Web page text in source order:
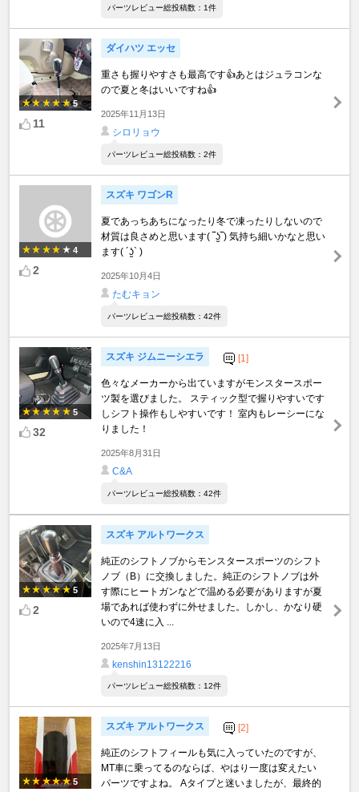
パーツレビュー総投稿数：1件
5
11
ダイハツ エッセ
重さも握りやすさも最高です👍あとはジュラコンな
ので夏と冬はいいですね👍
2025年11月13日
シロリョウ
パーツレビュー総投稿数：2件
4
2
スズキ ワゴンR
夏であっちあちになったり冬で凍ったりしないので
材質は良さめと思います( ‾ʖ̫‾) 気持ち細いかなと思い
ます( ´ʖ̫` )
2025年10月4日
たむキョン
パーツレビュー総投稿数：42件
5
32
スズキ ジムニーシエラ [1]
色々なメーカーから出ていますがモンスタースポー
ツ製を選びました。 スティック型で握りやすいです
しシフト操作もしやすいです！ 室内もレーシーにな
りました！
2025年8月31日
C&A
パーツレビュー総投稿数：42件
5
2
スズキ アルトワークス
純正のシフトノブからモンスタースポーツのシフト
ノブ（B）に交換しました。純正のシフトノブは外
す際にヒートガンなどで温める必要がありますが夏
場であれば使わずに外せました。しかし、かなり硬
いので4速に入 ...
2025年7月13日
kenshin13122216
パーツレビュー総投稿数：12件
5
スズキ アルトワークス [2]
純正のシフトフィールも気に入っていたのですが、
MT車に乗ってるのならば、やはり一度は変えたい
パーツですよね。 Aタイプと迷いましたが、最終的